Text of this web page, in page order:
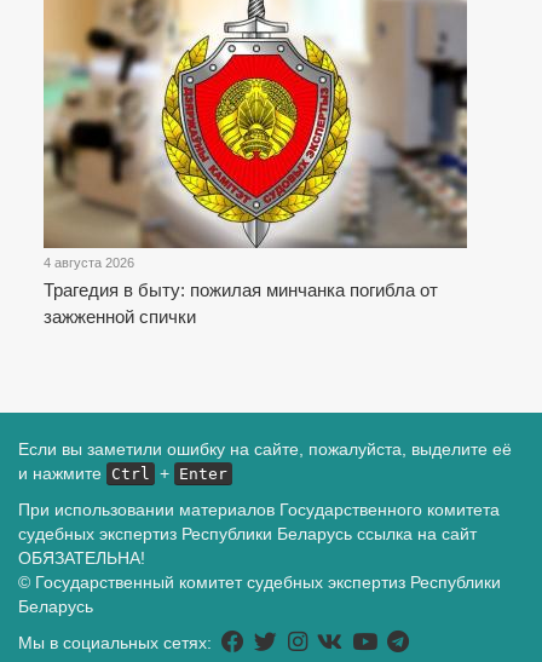
4 августа 2026
Трагедия в быту: пожилая минчанка погибла от
зажженной спички
Если вы заметили ошибку на сайте, пожалуйста, выделите её
и нажмите Ctrl + Enter
При использовании материалов Государственного комитета
судебных экспертиз Республики Беларусь ссылка на сайт
ОБЯЗАТЕЛЬНА!
© Государственный комитет судебных экспертиз Республики
Беларусь
Мы в социальных сетях: